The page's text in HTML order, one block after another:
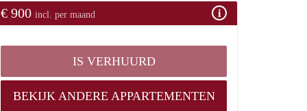
€ 900 incl. per maand
IS VERHUURD
BEKIJK ANDERE APPARTEMENTEN